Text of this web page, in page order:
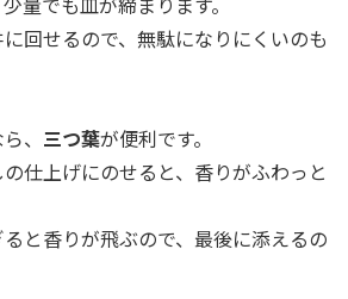
回せるので、無駄になりにくいのも
、 三つ葉が便利です。
仕上げにのせると、香りがふわっと
と香りが飛ぶので、最後に添えるの